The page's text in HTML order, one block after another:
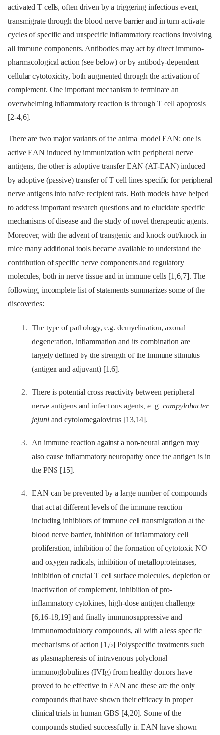
activated T cells, often driven by a triggering infectious event,
transmigrate through the blood nerve barrier and in turn activate
cycles of specific and unspecific inflammatory reactions involving
all immune components. Antibodies may act by direct immuno-
pharmacological action (see below) or by antibody-dependent
cellular cytotoxicity, both augmented through the activation of
complement. One important mechanism to terminate an
overwhelming inflammatory reaction is through T cell apoptosis
[2-4,6].
There are two major variants of the animal model EAN: one is
active EAN induced by immunization with peripheral nerve
antigens, the other is adoptive transfer EAN (AT-EAN) induced
by adoptive (passive) transfer of T cell lines specific for peripheral
nerve antigens into naïve recipient rats. Both models have helped
to address important research questions and to elucidate specific
mechanisms of disease and the study of novel therapeutic agents.
Moreover, with the advent of transgenic and knock out/knock in
mice many additional tools became available to understand the
contribution of specific nerve components and regulatory
molecules, both in nerve tissue and in immune cells [1,6,7]. The
following, incomplete list of statements summarizes some of the
discoveries:
The type of pathology, e.g. demyelination, axonal
degeneration, inflammation and its combination are
largely defined by the strength of the immune stimulus
(antigen and adjuvant) [1,6].
There is potential cross reactivity between peripheral
nerve antigens and infectious agents, e. g.campylobacter
jejuni and cytolomegalovirus [13,14].
An immune reaction against a non-neural antigen may
also cause inflammatory neuropathy once the antigen is in
the PNS [15].
EAN can be prevented by a large number of compounds
that act at different levels of the immune reaction
including inhibitors of immune cell transmigration at the
blood nerve barrier, inhibition of inflammatory cell
proliferation, inhibition of the formation of cytotoxic NO
and oxygen radicals, inhibition of metalloproteinases,
inhibition of crucial T cell surface molecules, depletion or
inactivation of complement, inhibition of pro-
inflammatory cytokines, high-dose antigen challenge
[6,16-18,19] and finally immunosuppressive and
immunomodulatory compounds, all with a less specific
mechanisms of action [1,6] Polyspecific treatments such
as plasmapheresis of intravenous polyclonal
immunoglobulines (IVIg) from healthy donors have
proved to be effective in EAN and these are the only
compounds that have shown their efficacy in proper
clinical trials in human GBS [4,20]. Some of the
compounds studied successfully in EAN have shown